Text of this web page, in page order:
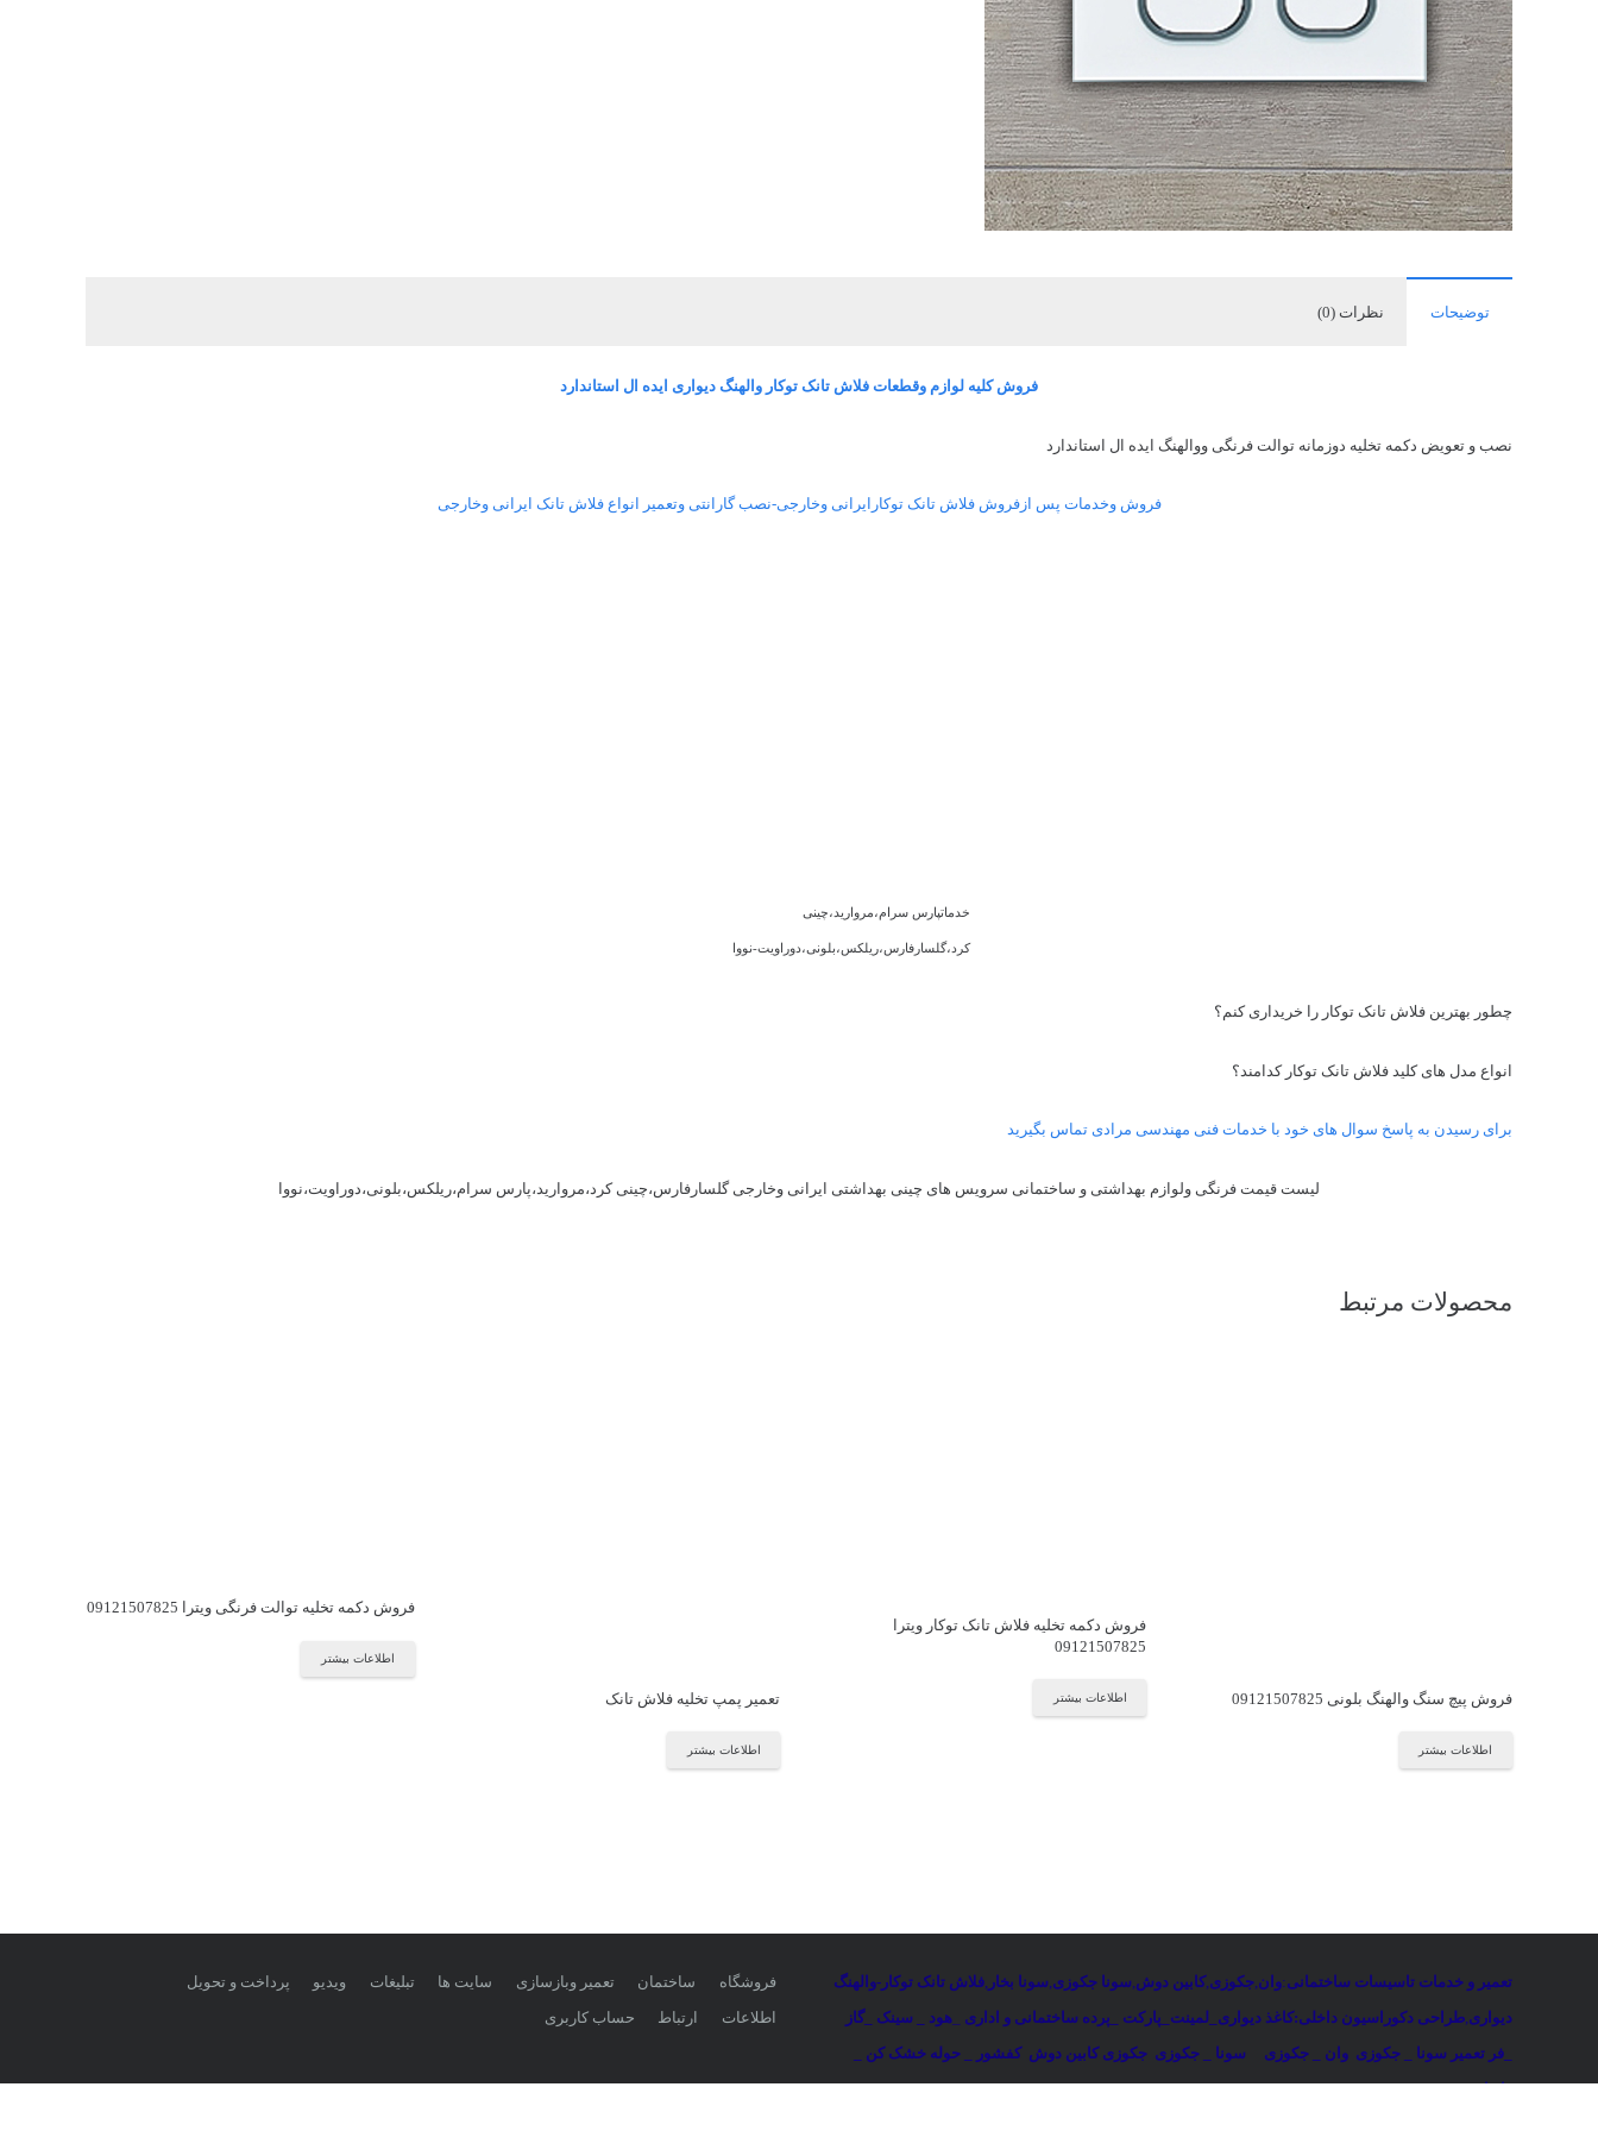
توضیحات نظرات (0)
فروش کلیه لوازم وقطعات فلاش تانک توکار والهنگ دیواری ایده ال استاندارد
نصب و تعویض دکمه تخلیه دوزمانه توالت فرنگی ووالهنگ ایده ال استاندارد
فروش وخدمات پس ازفروش فلاش تانک توکارایرانی وخارجی-نصب گارانتی وتعمیر انواع فلاش تانک ایرانی وخارجی
خدماتپارس سرام،مروارید،چینی
کرد،گلسارفارس،ریلکس،بلونی،دوراویت-نووا
چطور بهترین فلاش تانک توکار را خریداری کنم؟
انواع مدل های کلید فلاش تانک توکار کدامند؟
برای رسیدن به پاسخ سوال های خود با خدمات فنی مهندسی مرادی تماس بگیرید
لیست قیمت فرنگی ولوازم بهداشتی و ساختمانی سرویس های چینی بهداشتی ایرانی وخارجی گلسارفارس،چینی کرد،مروارید،پارس سرام،ریلکس،بلونی،دوراویت،نووا
محصولات مرتبط
فروش پیچ سنگ والهنگ بلونی 09121507825
اطلاعات بیشتر
فروش دکمه تخلیه فلاش تانک توکار ویترا
09121507825
اطلاعات بیشتر تعمیر پمپ تخلیه فلاش تانک
اطلاعات بیشتر
فروش دکمه تخلیه توالت فرنگی ویترا 09121507825
اطلاعات بیشتر
تعمیر و خدمات تاسیسات ساختمانی:وان جکوزی ,کابین دوش سونا جکوزی سونا بخار فلاش تانک توکار-والهنگ
دیواری طراحی دکوراسیون داخلی:کاغذ دیواری_لمینت_پارکت _پرده ساختمانی و اداری
هود _ سینک _گاز
_فر تعمیر سونا _ جکوزی وان _ جکوزی سونا _ جکوزی جکوزی کابین دوش کفشور _ حوله خشک کن _
رادیاتور
فروشگاه ساختمان تعمیر وبازسازی سایت ها تبلیغات ویدیو
پرداخت و تحویل
اطلاعات
ارتباط حساب کاربری